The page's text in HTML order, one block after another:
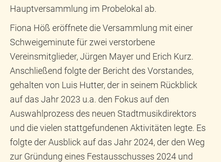
Hauptversammlung im Probelokal ab.
Fiona Höß eröffnete die Versammlung mit einer
Schweigeminute für zwei verstorbene
Vereinsmitglieder, Jürgen Mayer und Erich Kurz.
Anschließend folgte der Bericht des Vorstandes,
gehalten von Luis Hutter, der in seinem Rückblick
auf das Jahr 2023 u.a. den Fokus auf den
Auswahlprozess des neuen Stadtmusikdirektors
und die vielen stattgefundenen Aktivitäten legte. Es
folgte der Ausblick auf das Jahr 2024, der den Weg
zur Gründung eines Festausschusses 2024 und